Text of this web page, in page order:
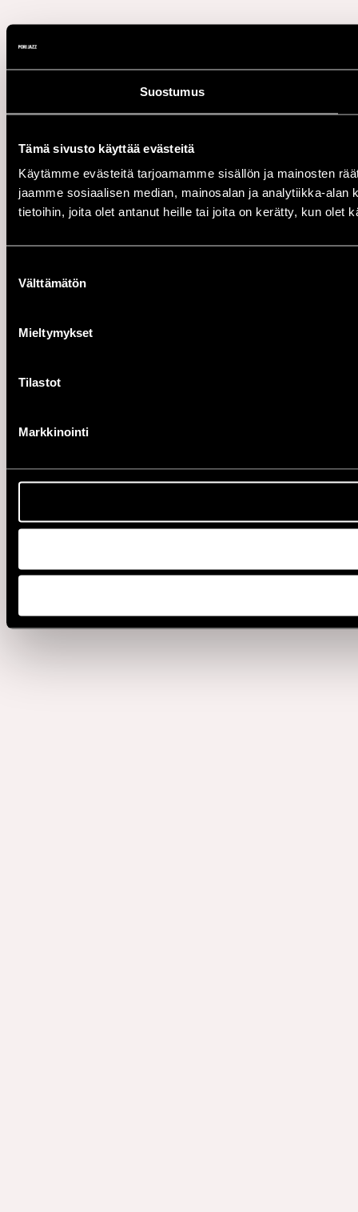
Suostumus
Tämä sivusto käyttää evästeitä
Käytämme evästeitä tarjoamamme sisällön ja mainosten
jaamme sosiaalisen median, mainosalan ja analytiikka-
tietoihin, joita olet antanut heille tai joita on kerätty, kun olet
valinta
Välttämätön
Mieltymykset
Tilastot
Markkinointi